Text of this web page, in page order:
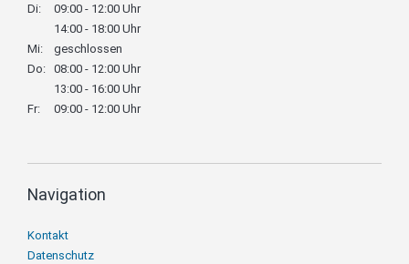
Di:
09:00 - 12:00 Uhr
14:00 - 18:00 Uhr
Mi:
geschlossen
Do: 08:00 - 12:00 Uhr
13:00 - 16:00 Uhr
Fr:
09:00 - 12:00 Uhr
Navigation
Navigation
überspringen
Kontakt
Datenschutz